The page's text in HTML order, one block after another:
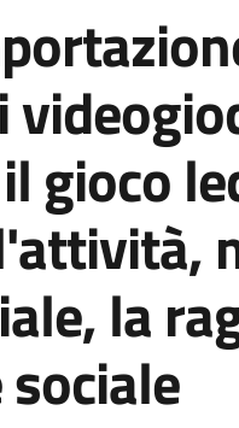
gioco
la